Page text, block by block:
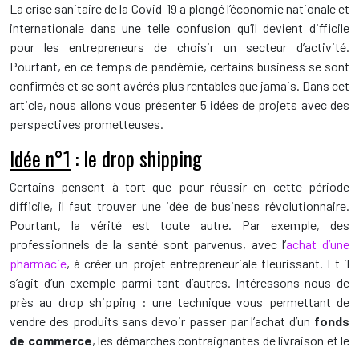
La crise sanitaire de la Covid-19 a plongé l’économie nationale et
internationale dans une telle confusion qu’il devient difficile
pour les entrepreneurs de choisir un secteur d’activité.
Pourtant, en ce temps de pandémie, certains business se sont
confirmés et se sont avérés plus rentables que jamais. Dans cet
article, nous allons vous présenter 5 idées de projets avec des
perspectives prometteuses.
Idée n°1 : le drop shipping
Certains pensent à tort que pour réussir en cette période
difficile, il faut trouver une idée de business révolutionnaire.
Pourtant, la vérité est toute autre. Par exemple, des
professionnels de la santé sont parvenus, avec l’achat d’une
pharmacie, à créer un projet entrepreneuriale fleurissant. Et il
s’agit d’un exemple parmi tant d’autres. Intéressons-nous de
près au drop shipping : une technique vous permettant de
vendre des produits sans devoir passer par l’achat d’un fonds
de commerce, les démarches contraignantes de livraison et le